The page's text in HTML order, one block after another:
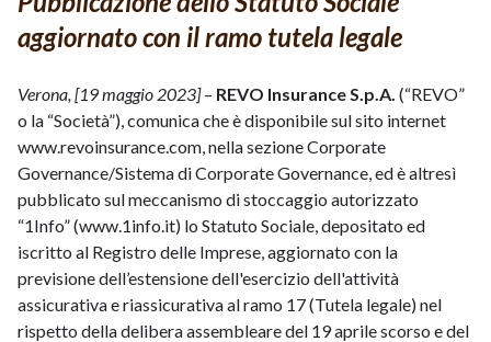
aggiornato con il ramo tutela legale
Verona, [19 maggio 2023]– REVO Insurance S.p.A. (“REVO”
o la “Società”), comunica che è disponibile sul sito internet
www.revoinsurance.com, nella sezione Corporate
Governance/Sistema di Corporate Governance, ed è altresì
pubblicato sul meccanismo di stoccaggio autorizzato
“1Info” (www.1info.it) lo Statuto Sociale, depositato ed
iscritto al Registro delle Imprese, aggiornato con la
previsione dell’estensione dell'esercizio dell'attività
assicurativa e riassicurativa al ramo 17 (Tutela legale) nel
rispetto della delibera assembleare del 19 aprile scorso e del